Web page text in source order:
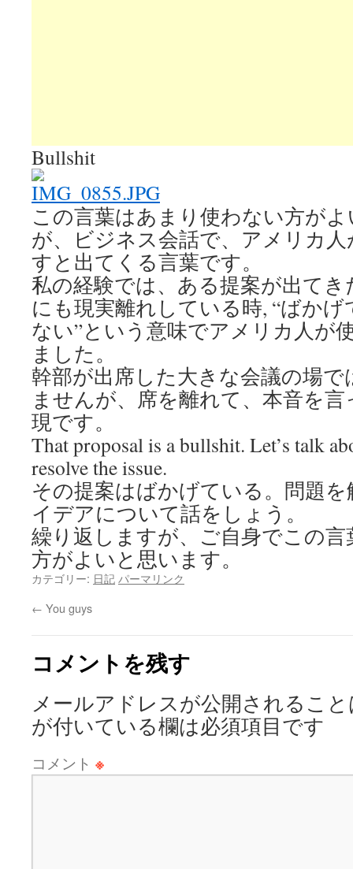
Bullshit
この言葉はあまり使わない方が
が、ビジネス会話で、アメリカ
すと出てくる言葉です。
私の経験では、ある提案が出て
にも現実離れしている時, “ばかげ
ない”という意味でアメリカ人が
ました。
幹部が出席した大きな会議の場
ませんが、席を離れて、本音を
現です。
That proposal is a bullshit. Let’s talk
resolve the issue.
その提案はばかげている。問題
イデアについて話をしょう。
繰り返しますが、ご自身でこの
方がよいと思います。
カテゴリー: 日記 パーマリンク
← You guys
コメントを残す
メールアドレスが公開されるこ
が付いている欄は必須項目です
コメント ※